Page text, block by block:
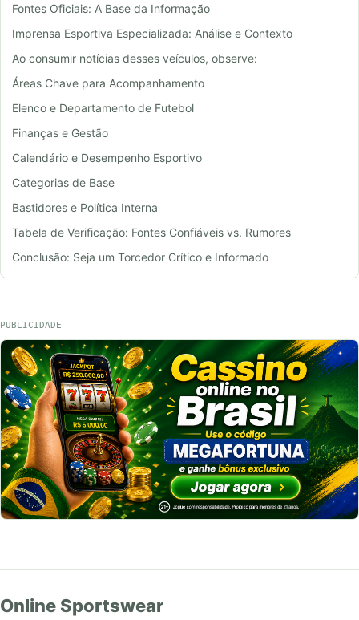
Fontes Oficiais: A Base da Informação
Imprensa Esportiva Especializada: Análise e Contexto
Ao consumir notícias desses veículos, observe:
Áreas Chave para Acompanhamento
Elenco e Departamento de Futebol
Finanças e Gestão
Calendário e Desempenho Esportivo
Categorias de Base
Bastidores e Política Interna
Tabela de Verificação: Fontes Confiáveis vs. Rumores
Conclusão: Seja um Torcedor Crítico e Informado
PUBLICIDADE
Online Sportswear